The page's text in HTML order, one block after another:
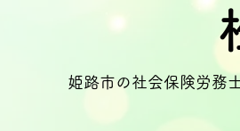
姫路市の社会保険労務